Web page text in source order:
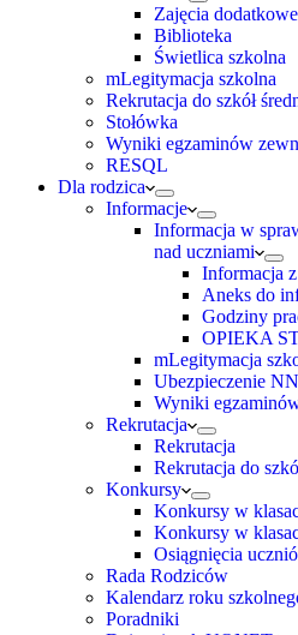
Zajęcia dodatkowe
Biblioteka
Świetlica szkolna
mLegitymacja szkolna
Rekrutacja do szkół
Stołówka
Wyniki egzaminów
RESQL
Dla rodzica
Informacje
Informacja w
nad uczniami
Informacja
Aneks do
Godziny
OPIEKA
mLegitymacja
Ubezpieczenie
Wyniki
Rekrutacja
Rekrutacja
Rekrutacja do
Konkursy
Konkursy w
Konkursy w
Osiągnięcia
Rada Rodziców
Kalendarz roku
Poradniki